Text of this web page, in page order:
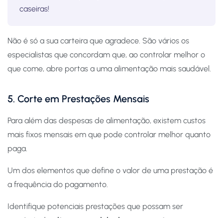
caseiras!
Não é só a sua carteira que agradece. São vários os
especialistas que concordam que, ao controlar melhor o
que come, abre portas a uma alimentação mais saudável.
5. Corte em Prestações Mensais
Para além das despesas de alimentação, existem custos
mais fixos mensais em que pode controlar melhor quanto
paga.
Um dos elementos que define o valor de uma prestação é
a frequência do pagamento.
Identifique potenciais prestações que possam ser